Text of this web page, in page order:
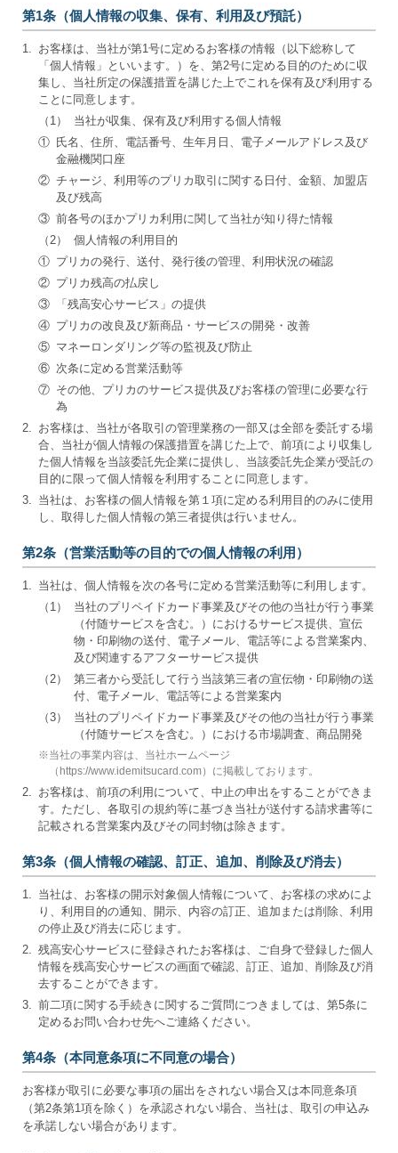
第1条（個人情報の収集、保有、利用及び預託）
1. お客様は、当社が第1号に定めるお客様の情報（以下総称して
「個人情報」といいます。）を、第2号に定める目的のために収
集し、当社所定の保護措置を講じた上でこれを保有及び利用する
ことに同意します。
（1）
当社が収集、保有及び利用する個人情報
① 氏名、住所、電話番号、生年月日、電子メールアドレス及び
金融機関口座
② チャージ、利用等のプリカ取引に関する日付、金額、加盟店
及び残高
③ 前各号のほかプリカ利用に関して当社が知り得た情報
（2）
個人情報の利用目的
① プリカの発行、送付、発行後の管理、利用状況の確認
② プリカ残高の払戻し
③
「残高安心サービス」の提供
④ プリカの改良及び新商品・サービスの開発・改善
⑤ マネーロンダリング等の監視及び防止
⑥ 次条に定める営業活動等
⑦ その他、プリカのサービス提供及びお客様の管理に必要な行
為
2. お客様は、当社が各取引の管理業務の一部又は全部を委託する場
合、当社が個人情報の保護措置を講じた上で、前項により収集し
た個人情報を当該委託先企業に提供し、当該委託先企業が受託の
目的に限って個人情報を利用することに同意します。
3. 当社は、お客様の個人情報を第１項に定める利用目的のみに使用
し、取得した個人情報の第三者提供は行いません。
第2条（営業活動等の目的での個人情報の利用）
1. 当社は、個人情報を次の各号に定める営業活動等に利用します。
（1）
当社のプリペイドカード事業及びその他の当社が行う事業
（付随サービスを含む。）におけるサービス提供、宣伝
物・印刷物の送付、電子メール、電話等による営業案内、
及び関連するアフターサービス提供
（2）
第三者から受託して行う当該第三者の宣伝物・印刷物の送
付、電子メール、電話等による営業案内
（3）
当社のプリペイドカード事業及びその他の当社が行う事業
（付随サービスを含む。）における市場調査、商品開発
※当社の事業内容は、当社ホームページ
（https://www.idemitsucard.com）に掲載しております。
2. お客様は、前項の利用について、中止の申出をすることができま
す。ただし、各取引の規約等に基づき当社が送付する請求書等に
記載される営業案内及びその同封物は除きます。
第3条（個人情報の確認、訂正、追加、削除及び消去）
1. 当社は、お客様の開示対象個人情報について、お客様の求めによ
り、利用目的の通知、開示、内容の訂正、追加または削除、利用
の停止及び消去に応じます。
2. 残高安心サービスに登録されたお客様は、ご自身で登録した個人
情報を残高安心サービスの画面で確認、訂正、追加、削除及び消
去することができます。
3. 前二項に関する手続きに関するご質問につきましては、第5条に
定めるお問い合わせ先へご連絡ください。
第4条（本同意条項に不同意の場合）
お客様が取引に必要な事項の届出をされない場合又は本同意条項
（第2条第1項を除く）を承認されない場合、当社は、取引の申込み
を承諾しない場合があります。